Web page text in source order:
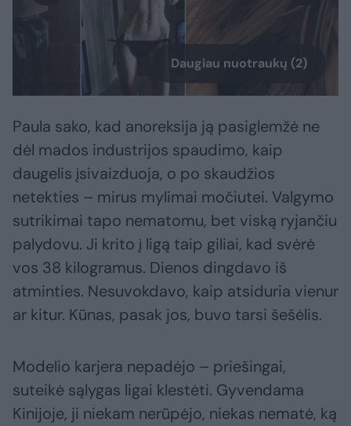
Daugiau nuotraukų (2)
Paula sako, kad anoreksija ją pasiglemžė ne
dėl mados industrijos spaudimo, kaip
daugelis įsivaizduoja, o po skaudžios
netekties – mirus mylimai močiutei. Valgymo
sutrikimai tapo nematomu, bet viską ryjančiu
palydovu. Ji krito į ligą taip giliai, kad svėrė
vos 38 kilogramus. Dienos dingdavo iš
atminties. Nesuvokdavo, kaip atsiduria vienur
ar kitur. Kūnas, pasak jos, buvo tarsi šešėlis.
Modelio karjera nepadėjo – priešingai,
suteikė sąlygas ligai klestėti. Gyvendama
Kinijoje, ji niekam nerūpėjo, niekas nematė, ką